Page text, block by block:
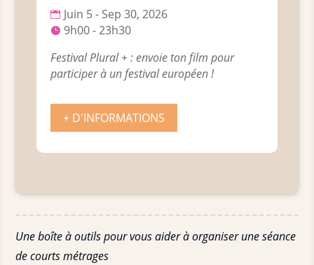
Juin 5 - Sep 30, 2026
9h00 - 23h30
Festival Plural + : envoie ton film pour
participer à un festival européen !
+ D'INFORMATIONS
Une boîte à outils pour vous aider à organiser une séance
de courts métrages